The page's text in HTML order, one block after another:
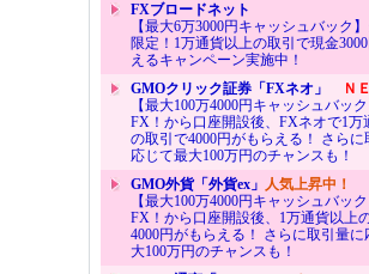
FXブロードネット
【最大6万3000円キャッシュバック
限定！1万通貨以上の取引で現金
えるキャンペーン実施中！
GMOクリック証券「FXネオ」
ＮＥ
【最大100万4000円キャッシュバッ
FX！から口座開設後、FXネオで1万
の取引で4000円がもらえる！ さらに
応じて最大100万円のチャンスも！
GMO外貨「外貨ex」 人気上昇中！
【最大100万4000円キャッシュバッ
FX！から口座開設後、1万通貨以上
4000円がもらえる！ さらに取引量に
大100万円のチャンスも！